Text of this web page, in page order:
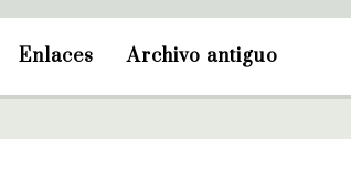
Enlaces Archivo antiguo